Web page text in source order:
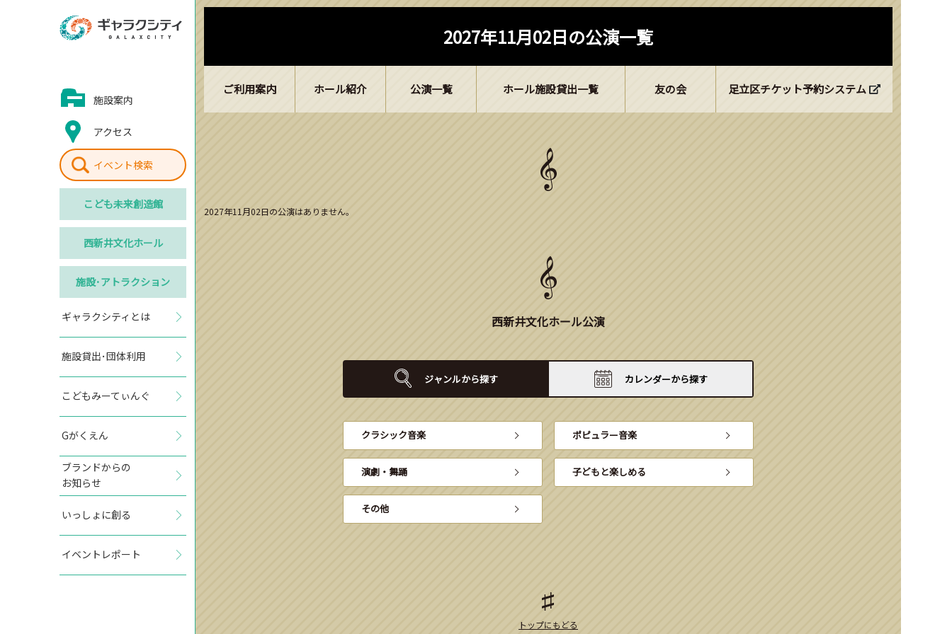
施設案内
アクセス
イベント検索
こども未来創造館
西新井文化ホール
施設･アトラクション
ギャラクシティとは
施設貸出･団体利用
こどもみーてぃんぐ
Gがくえん
ブランドからの
お知らせ
いっしょに創る
イベントレポート
2027年11月02日の公演一覧
ご利用案内 ホール紹介 公演一覧 ホール施設貸出一覧 友の会 足立区チケット予約システム
2027年11月02日の公演はありません。
西新井文化ホール公演
ジャンルから探す カレンダーから探す
クラシック音楽 ポピュラー音楽
演劇・舞踊 子どもと楽しめる
その他
トップにもどる